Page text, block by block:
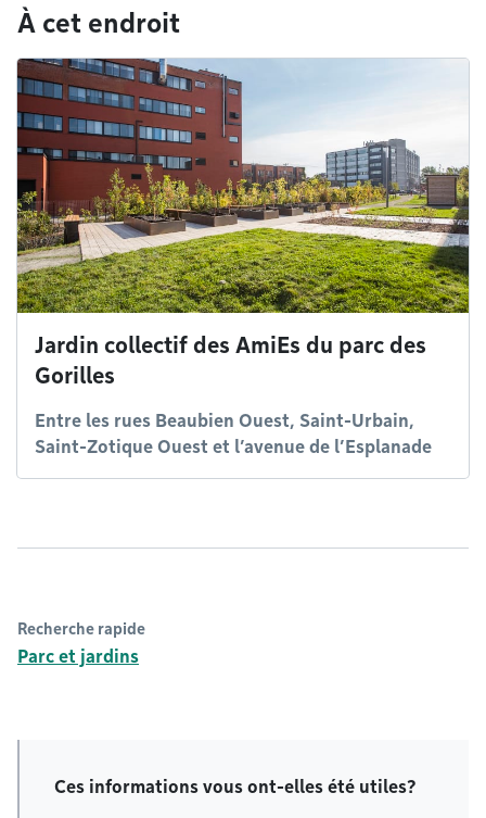
À cet endroit
Jardin collectif des AmiEs du parc des
Gorilles
Entre les rues Beaubien Ouest, Saint-Urbain,
Saint-Zotique Ouest et l’avenue de l’Esplanade
Recherche rapide
Parc et jardins
Ces informations vous ont-elles été utiles?